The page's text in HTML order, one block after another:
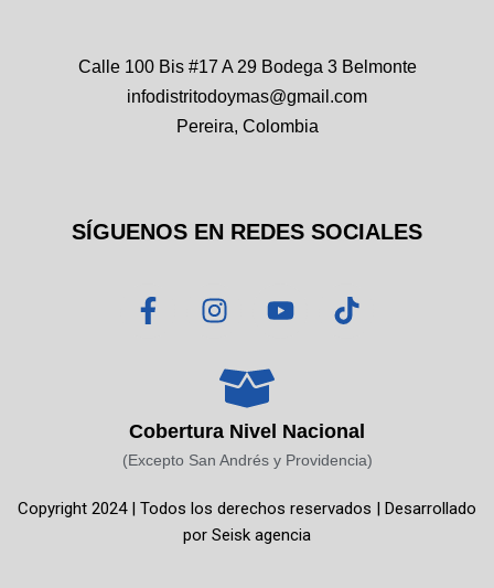
Calle 100 Bis #17 A 29 Bodega 3 Belmonte
infodistritodoymas@gmail.com
Pereira, Colombia
SÍGUENOS EN REDES SOCIALES
F
a
o
o
-
I
n
t
a
g
r
m
Y
o
b
e
T
i
k
Cobertura Nivel Nacional
(Excepto San Andrés y Providencia)
Copyright 2024 | Todos los derechos reservados | Desarrollado
por Seisk agencia